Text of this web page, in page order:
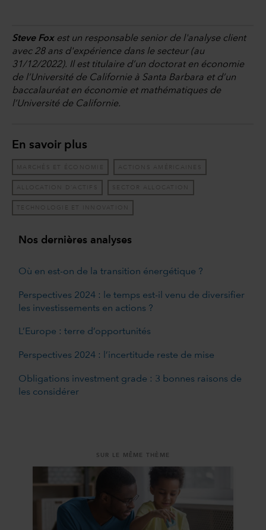
Steve Foxest un responsable senior de l'analyse client
avec 28 ans d'expérience dans le secteur (au
31/12/2022). Il est titulaire d’un doctorat en économie
de l’Université de Californie à Santa Barbara et d’un
baccalauréat en économie et mathématiques de
l’Université de Californie.
En savoir plus
MARCHÉS ET ÉCONOMIE ACTIONS AMÉRICAINES
ALLOCATION D’ACTIFS SECTOR ALLOCATION
TECHNOLOGIE ET INNOVATION
Nos dernières analyses
Où en est-on de la transition énergétique ?
Perspectives 2024 : le temps est-il venu de diversifier
les investissements en actions ?
L’Europe : terre d’opportunités
Perspectives 2024 : l’incertitude reste de mise
Obligations investment grade : 3 bonnes raisons de
les considérer
SUR LE MÊME THÈME